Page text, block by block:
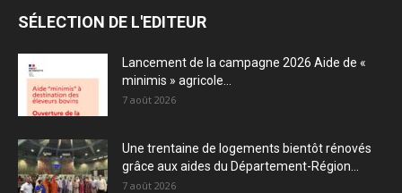
SÉLECTION DE L'EDITEUR
Lancement de la campagne 2026 Aide de «
minimis » agricole...
7 août 2026
Une trentaine de logements bientôt rénovés
grâce aux aides du Département-Région...
7 août 2026